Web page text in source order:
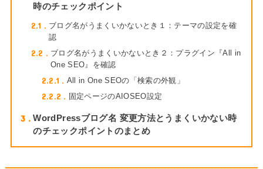
時のチェックポイント
2.1
ブログ名がうまくいかないとき１：テーマの設定を確
認
2.2
ブログ名がうまくいかないとき２：プラグイン『All in
One SEO』を確認
2.2.1 All in One SEOの「検索の外観」
2.2.2 固定ページのAIOSEO設定
3
WordPressブログ名 変更方法とうまくいかない時
のチェックポイントのまとめ